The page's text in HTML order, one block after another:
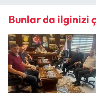
Bunlar da ilginizi